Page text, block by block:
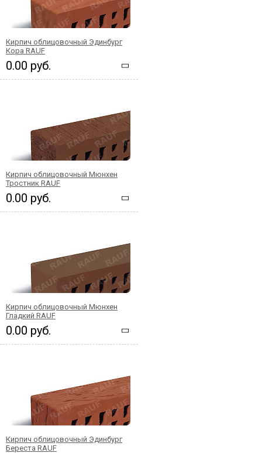
Кирпич облицовочный Эдинбург
Кора RAUF
0.00 руб.
Кирпич облицовочный Мюнхен
Тростник RAUF
0.00 руб.
Кирпич облицовочный Мюнхен
Гладкий RAUF
0.00 руб.
Кирпич облицовочный Эдинбург
Береста RAUF